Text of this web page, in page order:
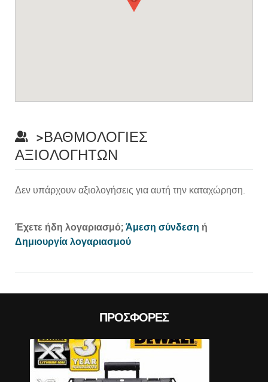
>ΒΑΘΜΟΛΟΓΊΕΣ
ΑΞΙΟΛΟΓΗΤΏΝ
Δεν υπάρχουν αξιολογήσεις για αυτή την καταχώρηση.
Έχετε ήδη λογαριασμό; Άμεση σύνδεση ή
Δημιουργία λογαριασμού
ΠΡΟΣΦΟΡΈΣ